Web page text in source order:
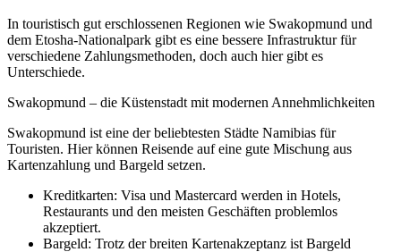
In touristisch gut erschlossenen Regionen wie Swakopmund und
dem Etosha-Nationalpark gibt es eine bessere Infrastruktur für
verschiedene Zahlungsmethoden, doch auch hier gibt es
Unterschiede.
Swakopmund – die Küstenstadt mit modernen Annehmlichkeiten
Swakopmund ist eine der beliebtesten Städte Namibias für
Touristen. Hier können Reisende auf eine gute Mischung aus
Kartenzahlung und Bargeld setzen.
Kreditkarten: Visa und Mastercard werden in Hotels,
Restaurants und den meisten Geschäften problemlos
akzeptiert.
Bargeld: Trotz der breiten Kartenakzeptanz ist Bargeld